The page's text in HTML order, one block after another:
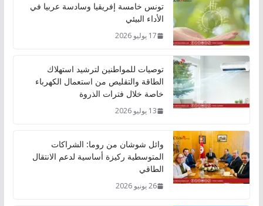
تونس خامسة إفريقيا وسادسة عربيا في
الأداء البيئي
17 يوليو 2026
توصيات للمواطنين لترشيد استهلاك
الطاقة والتقليص من استعمال الكهرباء
خاصة خلال فترات الذروة
13 يوليو 2026
وائل شوشان من روما: الشراكات
المتوسطية ركيزة أساسية لدعم الانتقال
الطاقي
26 يونيو 2026